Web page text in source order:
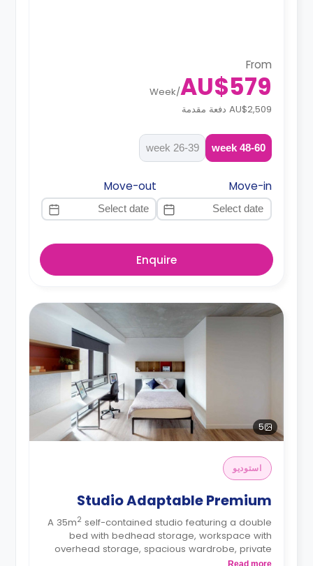
From
AU$579
/
Week
AU$2,509 دفعة مقدمة
48-60 week
26-39 week
Move-in
Move-out
Enquire
5
استوديو
Studio Adaptable Premium
A 35m2 self-contained studio featuring a double
bed with bedhead storage, workspace with
overhead storage, spacious wardrobe, private
bathroom, heater, fan, block-out blinds, bay
Read more